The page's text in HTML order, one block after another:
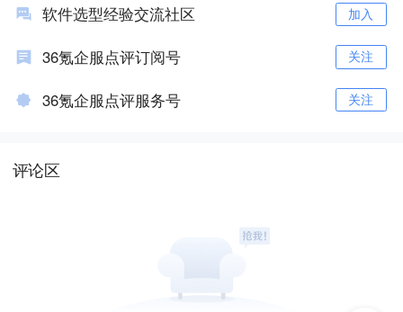
软件选型经验交流社区 加入
36氪企服点评订阅号 关注
36氪企服点评服务号 关注
评论区